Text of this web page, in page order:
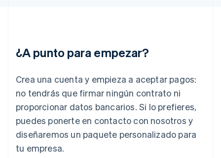
¿A punto para empezar?
Crea una cuenta y empieza a aceptar pagos:
no tendrás que firmar ningún contrato ni
proporcionar datos bancarios. Si lo prefieres,
puedes ponerte en contacto con nosotros y
diseñaremos un paquete personalizado para
tu empresa.
English
Irlanda
Italia
ItalianoEnglish
Japón
日本語
Letonia
English
DeutschEnglish